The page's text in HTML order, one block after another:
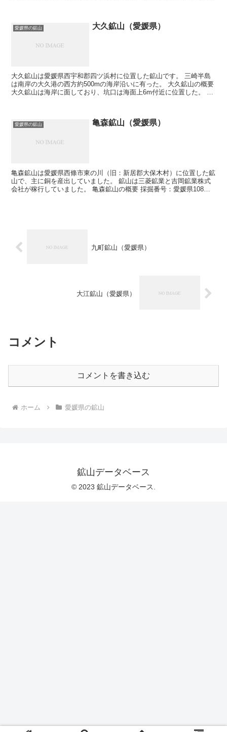
愛媛県の鉱山 大久鉱山（愛媛県）
大久鉱山は愛媛県西宇和郡四ツ浜村に位置した鉱山です。 三崎半島
は南岸の大久港の西方約500mの海岸沿いに有った。 大久鉱山の概要
大久鉱山は海岸に面しており、坑口は海面上6m付近に位置した。 採
愛媛県の鉱山 亀森鉱山（愛媛県）
亀森鉱山は愛媛県西條市東の川（旧：新居郡大保木村）に位置した鉱
山で、主に銅を産出していました。 鉱山は三菱鉱業と吉岡鉱業株式
会社が稼行していました。 亀森鉱山の概要 採掘番号：愛媛県108号
九町鉱山（愛媛県）
大江鉱山（愛媛県）
コメント
コメントを書き込む
ホーム 愛媛県の鉱山
鉱山データベース
© 2023 鉱山データベース.